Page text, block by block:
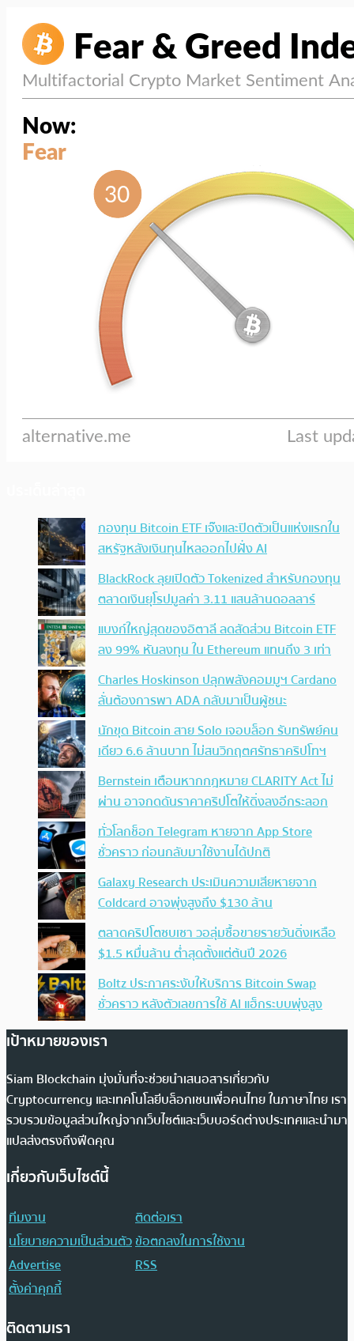
กองทุน Bitcoin ETF เจ๊งและปิดตัวเป็นแห่งแรกใน
สหรัฐหลังเงินทุนไหลออกไปฝั่ง AI
BlackRock ลุยเปิดตัว Tokenized สำหรับกองทุน
ตลาดเงินยุโรปมูลค่า 3.11 แสนล้านดอลลาร์
แบงก์ใหญ่สุดของอิตาลี ลดสัดส่วน Bitcoin ETF
ลง 99% หันลงทุน ใน Ethereum แทนถึง 3 เท่า
Charles Hoskinson ปลุกพลังคอมมูฯ Cardano
ลั่นต้องการพา ADA กลับมาเป็นผู้ชนะ
นักขุด Bitcoin สาย Solo เจอบล็อก รับทรัพย์คน
เดียว 6.6 ล้านบาท ไม่สนวิกฤตศรัทธาคริปโทฯ
Bernstein เตือนหากกฎหมาย CLARITY Act ไม่
ผ่าน อาจกดดันราคาคริปโตให้ดิ่งลงอีกระลอก
ทั่วโลกช็อก Telegram หายจาก App Store
ชั่วคราว ก่อนกลับมาใช้งานได้ปกติ
Galaxy Research ประเมินความเสียหายจาก
Coldcard อาจพุ่งสูงถึง $130 ล้าน
ตลาดคริปโตซบเซา วอลุ่มซื้อขายรายวันดิ่งเหลือ
$1.5 หมื่นล้าน ต่ำสุดตั้งแต่ต้นปี 2026
Boltz ประกาศระงับให้บริการ Bitcoin Swap
ชั่วคราว หลังตัวเลขการใช้ AI แฮ็กระบบพุ่งสูง
เป้าหมายของเรา
Siam Blockchain มุ่งมั่นที่จะช่วยนำเสนอสารเกี่ยวกับ
Cryptocurrency และเทคโนโลยีบล็อกเชนเพื่อคนไทย ในภาษาไทย เรา
รวบรวมข้อมูลส่วนใหญ่จากเว็บไซต์และเว็บบอร์ดต่างประเทศและนำมา
แปลส่งตรงถึงฟีดคุณ
เกี่ยวกับเว็บไซต์นี้
ทีมงาน
ติดต่อเรา
นโยบายความเป็นส่วนตัวข้อตกลงในการใช้งาน
Advertise
RSS
ตั้งค่าคุกกี้
ติดตามเรา